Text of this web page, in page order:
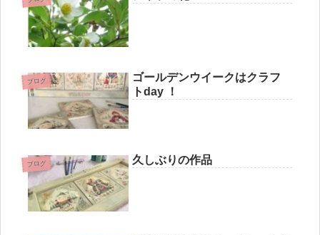
ブログ
ゴールデンウイークはクラフ
トday ！
ブログ 久しぶりの作品